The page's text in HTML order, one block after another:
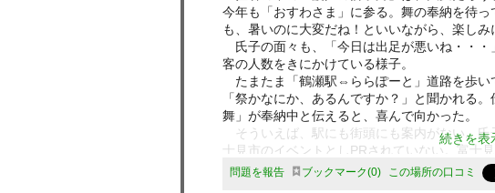
今年も「おすわさま」に参る。舞の奉納を待っ
も、暑いのに大変だね！といいながら、楽しみ
氏子の面々も、「今日は出足が悪いね・・・
客の人数をきにかけている様子。
たまたま「鶴瀬駅⇔ららぽーと」道路を歩い
「祭かなにか、あるんですか？」と聞かれる
舞」が奉納中と伝えると、喜んで向かった。
そういえば、駅にも街頭にも案内がない。氏
士見市のイベントとしPRされていない。富士
たくさんの露天商が並ぶ大きな祭りなのに・・
（上）獅子舞、（下）奉納にむかう参道を歩
続きを表
問題を報告 ブックマーク 0 この場所の口コミ